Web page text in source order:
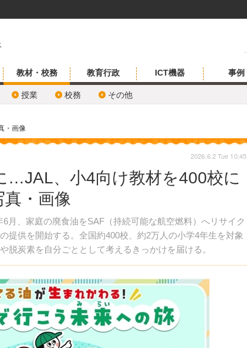
教材・校務
授業 校務 その他
教育行政 ICT機器 事例
・画像
…JAL、小4向け教材を400校に
・画像
月、家庭の廃食油をSAF（持続可能な航空燃料）へリサイク
提供を開始する。全国約400校、約2万人の小学4年生を対象
脱炭素を自分ごととして考えるきっかけを届ける。
2026.6.2 Tue 10:45